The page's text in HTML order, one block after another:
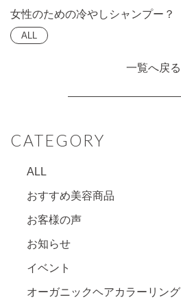
CATEGORY
ALL
おすすめ美容商品
お客様の声
お知らせ
イベント
オーガニックヘアカラーリング
女性のための冷やしシャンプー？
ALL
一覧へ戻る